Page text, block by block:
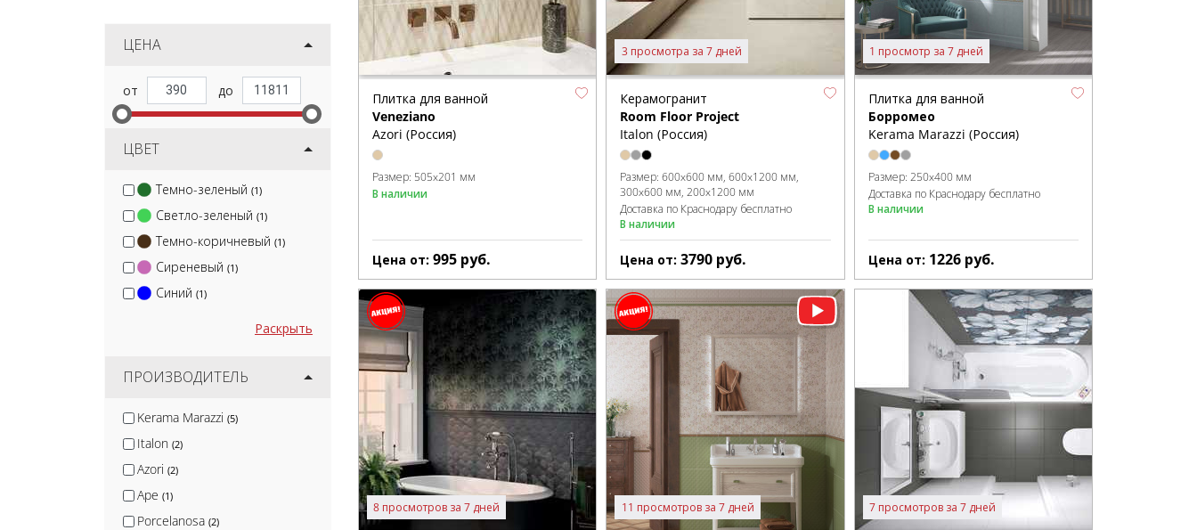
ЦЕНА
ЦВЕТ
Темно-зеленый (1)
Светло-зеленый (1)
Темно-коричневый (1)
Сиреневый (1)
Синий (1)
Раскрыть
ПРОИЗВОДИТЕЛЬ
Kerama Marazzi (5)
Italon (2)
Azori (2)
Ape (1)
Porcelanosa (2)
Плитка для ванной
Veneziano
Azori (Россия)
Размер: 505x201 мм
В наличии
Цена от: 995 руб.
3 просмотра за 7 дней
Керамогранит
Room Floor Project
Italon (Россия)
Размер:600x600 мм 600x1200 мм
300x600 мм 200x1200 мм
Доставка по Краснодару бесплатно
В наличии
Цена от:3790 руб.
1 просмотр за 7 дней
Плитка для ванной
Борромео
Kerama Marazzi (Россия)
Размер: 250x400 мм
Доставка по Краснодару бесплатно
В наличии
Цена от: 1226 руб.
8 просмотров за 7 дней 11 просмотров за 7 дней 7 просмотров за 7 дней